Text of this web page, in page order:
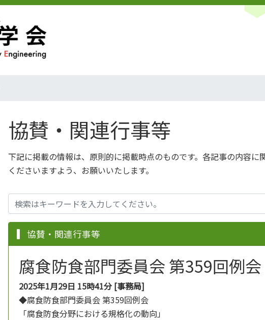
協賛・関連行事等
下記に掲載の情報は、原則的に掲載時点のものです。各記事の内容
くださいますよう、お願いいたします。
協賛・関連行事等
腐食防食部門委員会 第359回例
2025年1月29日 15時41分 [事務局]
◆腐食防食部門委員会 第359回例会
「腐食防食分野における規格化の動向」